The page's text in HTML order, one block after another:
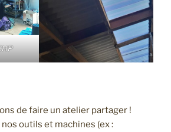
de faire un atelier partager !
outils et machines (ex :